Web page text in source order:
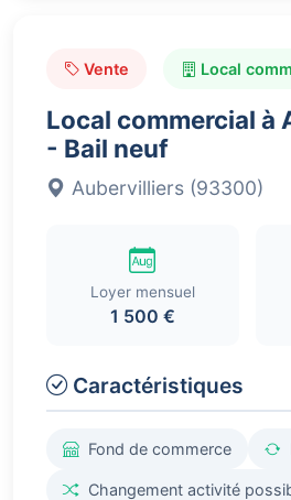
Vente Local
Local commercial à
- Bail neuf
Aubervilliers (93300)
Loyer mensuel
1 500 €
Caractéristiques
Fond de commerce
Changement activité